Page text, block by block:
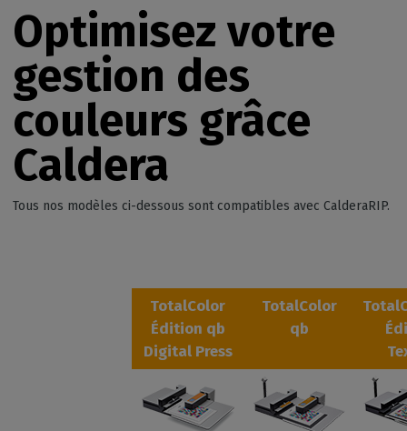
Optimisez votre
gestion des
couleurs grâce
Caldera
Tous nos modèles ci-dessous sont compatibles avec CalderaRIP.
TotalColor
Édition qb
Digital Press
TotalColor
qb